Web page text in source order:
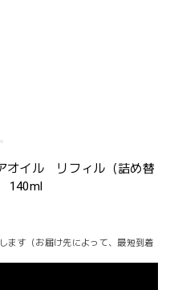
オイル リフィル（詰め替
140ml
ます（お届け先によって、最短到着